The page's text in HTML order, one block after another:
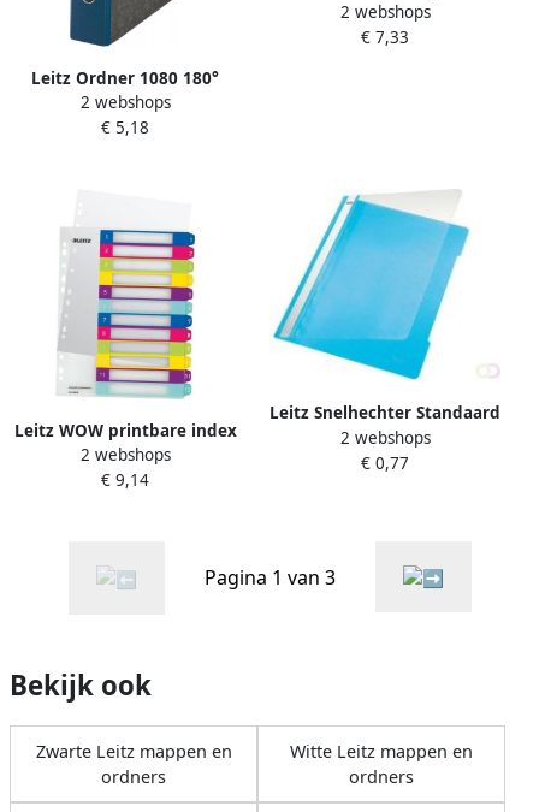
Leitz Ordner 1080 180°
80mm karton A4 blauw
2 webshops
€ 5,18
ft A4 geassorteerde kleuren
2 webshops
€ 7,33
Leitz WOW printbare index
12 tabs
2 webshops
€ 9,14
Leitz Snelhechter Standaard
A4 gerecycled PP lichtblauw
2 webshops
€ 0,77
Pagina 1 van 3
Bekijk ook
Zwarte Leitz mappen en
ordners
Witte Leitz mappen en
ordners